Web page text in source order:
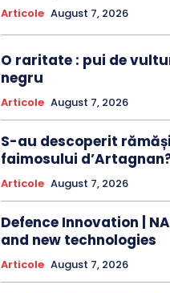
Articole August 7, 2026
O raritate : pui de
negru
Articole August 7, 2026
S-au descoperit
faimosului
Articole August 7, 2026
Defence Innovation |
and new technologies
Articole August 7, 2026